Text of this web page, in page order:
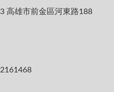
高雄市前金區河東路188